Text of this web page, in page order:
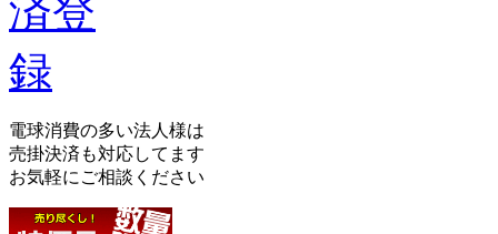
電球消費の多い法人様は
売掛決済も対応してます
お気軽にご相談ください